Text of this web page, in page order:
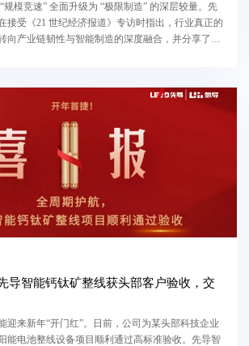
模竞速” 全面升级为 “极限制造” 的深层较量。先
接受《21 世纪经济报道》专访时指出，行业真正的
向产业链韧性与智能制造的深度融合，并分享了公
导智能钙钛矿整线获头部客户验收，交
迎来新年“开门红”。日前，公司为某头部科技企业
能电池整线设备项目顺利通过高标准验收。先导智